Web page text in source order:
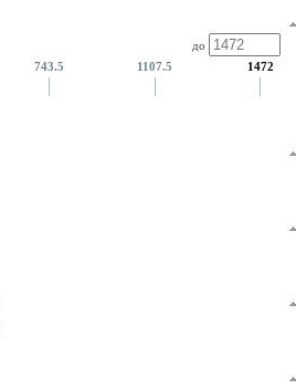
до
743.5 1107.5 1472